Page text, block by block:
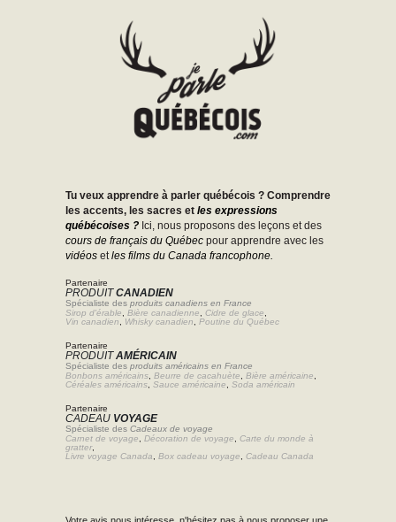
Tu veux apprendre à parler québécois ? Comprendre
les accents, les sacres et les expressions
québécoises ? Ici, nous proposons des leçons et des
cours de français du Québec pour apprendre avec les
vidéos etles films du Canada francophone.
Partenaire
PRODUITCANADIEN
Spécialiste des produits canadiens en France
Sirop d'érable, Bière canadienne, Cidre de glace,
Vin canadien, Whisky canadien, Poutine du Québec
Partenaire
PRODUITAMÉRICAIN
Spécialiste des produits américains en France
Bonbons américains, Beurre de cacahuète, Bière américaine,
Céréales américains, Sauce américaine, Soda américain
Partenaire
CADEAU VOYAGE
Spécialiste des Cadeaux de voyage
Carnet de voyage, Décoration de voyage, Carte du monde à
gratter,
Livre voyage Canada, Box cadeau voyage, Cadeau Canada